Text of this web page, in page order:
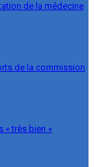
de la médecine
de la commission
« très bien »